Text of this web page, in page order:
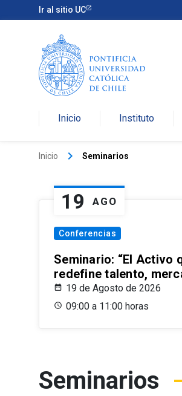
Ir al sitio UC
Inicio Instituto
Inicio keyboard_arrow_right Seminarios
19 AGO
Conferencias
Seminario: “El Activo
redefine talento,
19 de Agosto de 2026
09:00 a 11:00 horas
Seminarios